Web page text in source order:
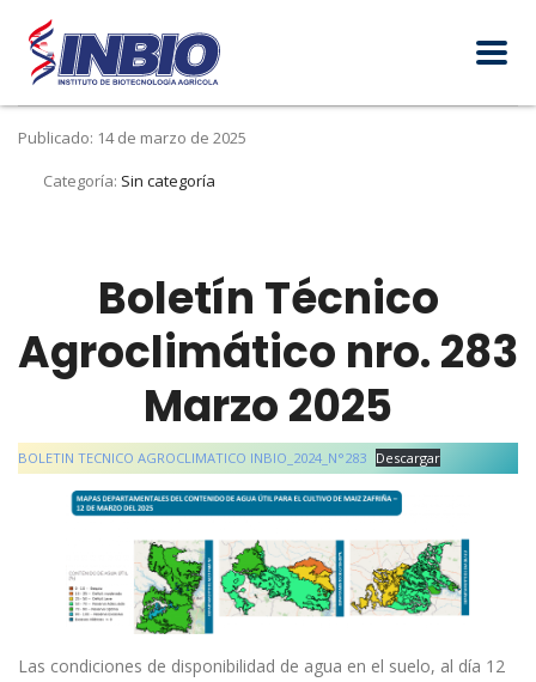
Publicado: 14 de marzo de 2025
Categoría: Sin categoría
Boletín Técnico
Agroclimático nro. 283
Marzo 2025
BOLETIN TECNICO AGROCLIMATICO INBIO_2024_N°283 Descargar
Las condiciones de disponibilidad de agua en el suelo, al día 12